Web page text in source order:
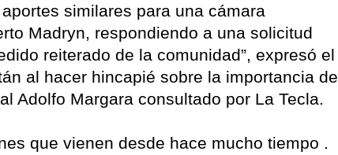
similares para una cámara
Madryn, respondiendo a una solicitud
reiterado de la comunidad”, expresó el
al hacer hincapié sobre la importancia de
Adolfo Margara consultado por La Tecla.
que vienen desde hace mucho tiempo .